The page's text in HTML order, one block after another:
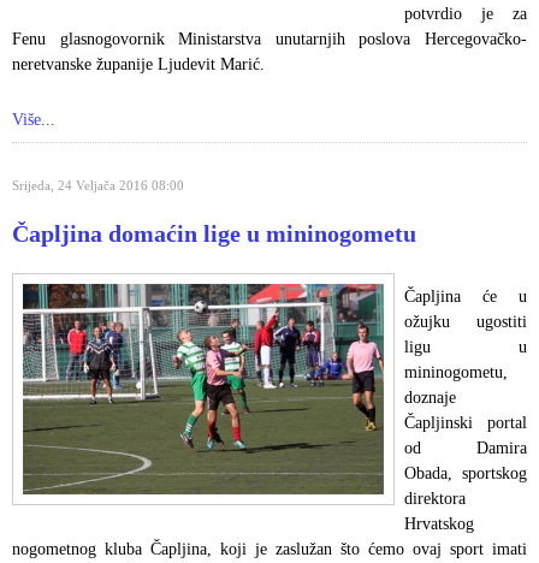
potvrdio je za
Fenu glasnogovornik Ministarstva unutarnjih poslova Hercegovačko-
neretvanske županije Ljudevit Marić.
Više...
Srijeda, 24 Veljača 2016 08:00
Čapljina domaćin lige u mininogometu
Čapljina će u
ožujku ugostiti
ligu u
mininogometu,
doznaje
Čapljinski portal
od Damira
Obada, sportskog
direktora
Hrvatskog
nogometnog kluba Čapljina, koji je zaslužan što ćemo ovaj sport imati